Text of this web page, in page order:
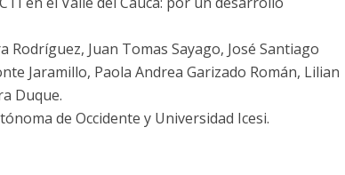
Rodríguez, Juan Tomas Sayago, José Santiago
Jaramillo, Paola Andrea Garizado Román, Lilian
Duque.
de Occidente y Universidad Icesi.